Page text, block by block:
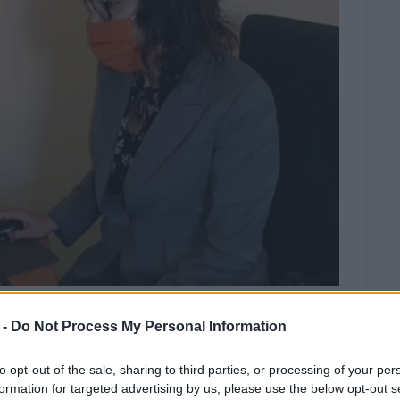
Do Not Process My Personal Information
opt-out of the sale, sharing to third parties, or processing of your
for targeted advertising by us, please use the below opt-out
του Συμβουλίου της
περιφερειακές αντιδράσεις
η Δήμαρχος Κεντρικής